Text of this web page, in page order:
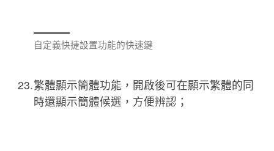
自定義快捷設置功能的快速鍵
繁體顯示簡體功能，開啟後可在顯示繁體的同
時還顯示簡體候選，方便辨認；